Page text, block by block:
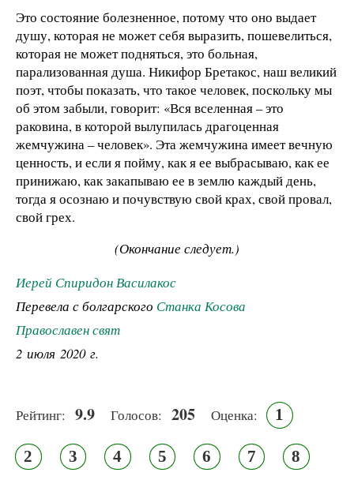
Это состояние болезненное, потому что оно выдает
душу, которая не может себя выразить, пошевелиться,
которая не может подняться, это больная,
парализованная душа. Никифор Бретакос, наш великий
поэт, чтобы показать, что такое человек, поскольку мы
об этом забыли, говорит: «Вся вселенная – это
раковина, в которой вылупилась драгоценная
жемчужина – человек». Эта жемчужина имеет вечную
ценность, и если я пойму, как я ее выбрасываю, как ее
принижаю, как закапываю ее в землю каждый день,
тогда я осознаю и почувствую свой крах, свой провал,
свой грех.
(Окончание следует.)
Иерей Спиридон Василакос
Перевела с болгарского Станка Косова
Православен свят
2 июля 2020 г.
Рейтинг: 9.9 Голосов: 205 Оценка: 1
2 3 4 5 6 7 8